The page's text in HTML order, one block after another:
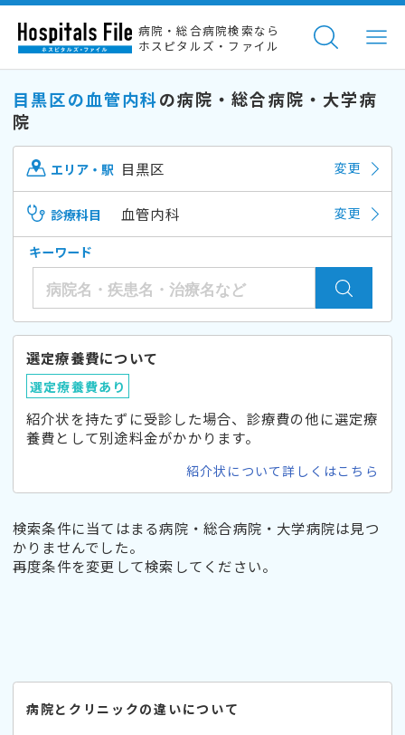
病院・総合病院検索なら
ホスピタルズ・ファイル
目黒区の血管内科の病院・総合病院・大学病
院
エリア・駅 目黒区 変更
診療科目 血管内科 変更
キーワード
選定療養費について
選定療養費あり
紹介状を持たずに受診した場合、診療費の他に選定療
養費として別途料金がかかります。
紹介状について詳しくはこちら
検索条件に当てはまる病院・総合病院・大学病院は見つ
かりませんでした。
再度条件を変更して検索してください。
病院とクリニックの違いについて